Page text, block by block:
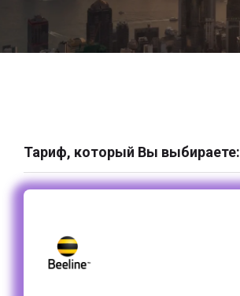
Тариф, который Вы выбираете: